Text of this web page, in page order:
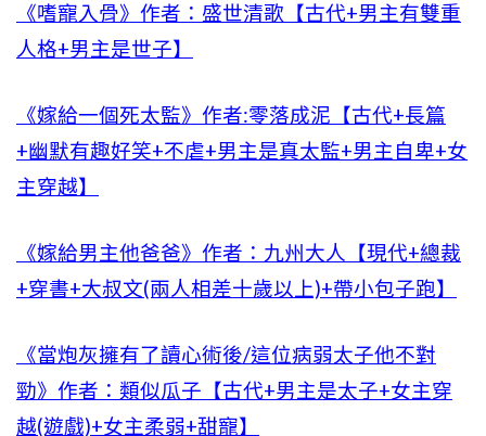
《嗜寵入骨》作者：盛世清歌【古代+男主有雙重
人格+男主是世子】
《嫁給一個死太監》作者:零落成泥【古代+長篇
+幽默有趣好笑+不虐+男主是真太監+男主自卑+女
主穿越】
《嫁給男主他爸爸》作者：九州大人【現代+總裁
+穿書+大叔文(兩人相差十歲以上)+帶小包子跑】
《當炮灰擁有了讀心術後/這位病弱太子他不對
勁》作者：類似瓜子【古代+男主是太子+女主穿
越(遊戲)+女主柔弱+甜寵】